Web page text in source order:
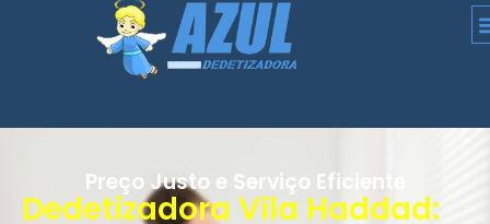
Preço Justo e Serviço Eficiente
Dedetizadora Vila Haddad: